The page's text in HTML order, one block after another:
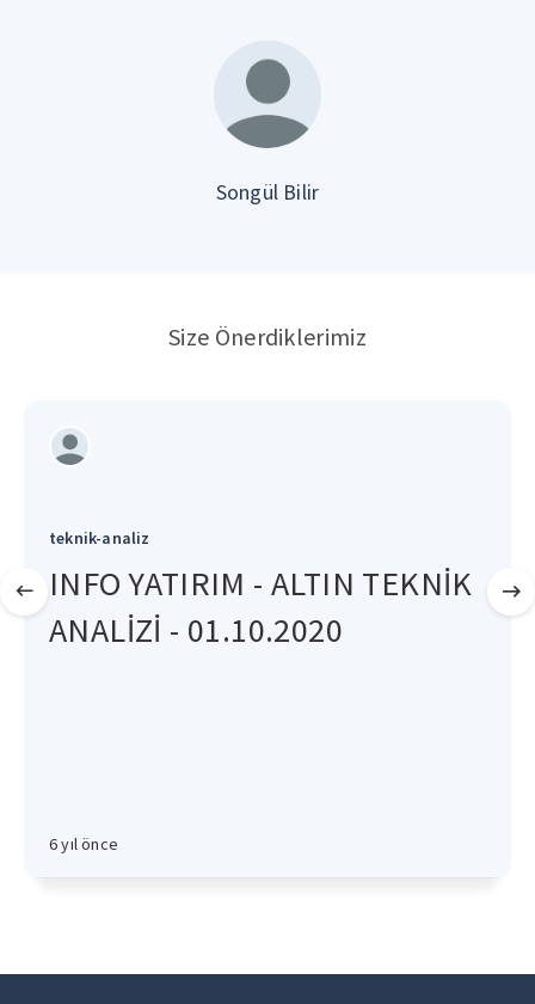
Songül Bilir
Size Önerdiklerimiz
teknik-analiz
INFO YATIRIM - ALTIN TEKNİK
ANALİZİ - 01.10.2020
6 yıl önce